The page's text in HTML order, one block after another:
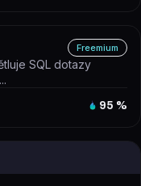
Freemium
SQL dotazy
95 %